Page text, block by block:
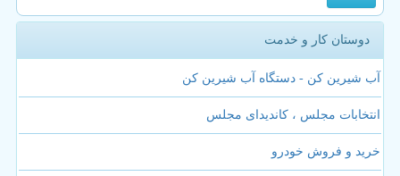
دوستان کار و خدمت
آب شیرین کن - دستگاه آب شیرین کن
انتخابات مجلس ، کاندیدای مجلس
خرید و فروش خودرو